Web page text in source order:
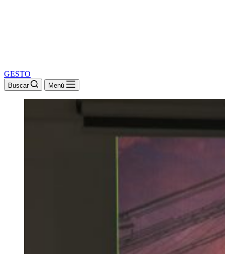
GESTO
Buscar Menú